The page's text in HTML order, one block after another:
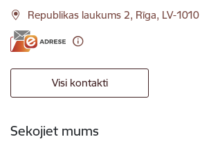
Republikas laukums 2, Rīga, LV-1010
Visi kontakti
Sekojiet mums